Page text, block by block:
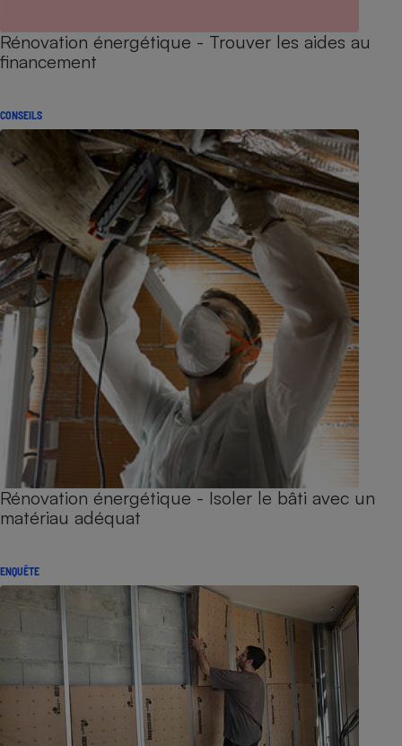
Rénovation énergétique - Trouver les aides au
financement
CONSEILS
Rénovation énergétique - Isoler le bâti avec un
matériau adéquat
ENQUÊTE